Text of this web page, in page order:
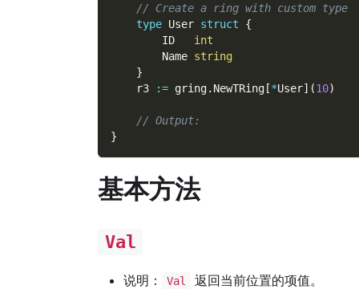
// Create a ring with custom type
type User struct
{
        ID
int
        Name
string
}
    r3
:= gring. NewTRing [*User] (10)
// Output:
}
基本方法
Val
说明： Val
返回当前位置的项值。